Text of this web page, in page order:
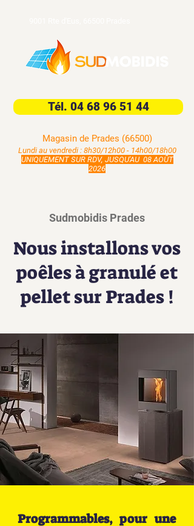
Tél. 04 68 96 51 44
Magasin de Prades (66500)
Lundi au vendredi : 8h30/12h00 - 14h00/18h00
UNIQUEMENT SUR RDV, JUSQU'AU 08 AOÛT
2026
Sudmobidis Prades
Nous installons vos
poêles à granulé et
pellet sur Prades !
Programmables, pour une